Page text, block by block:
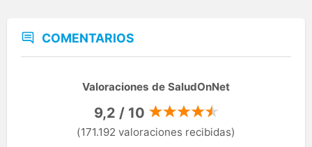
COMENTARIOS
Valoraciones de SaludOnNet
9,2 / 10
(171.192 valoraciones recibidas)